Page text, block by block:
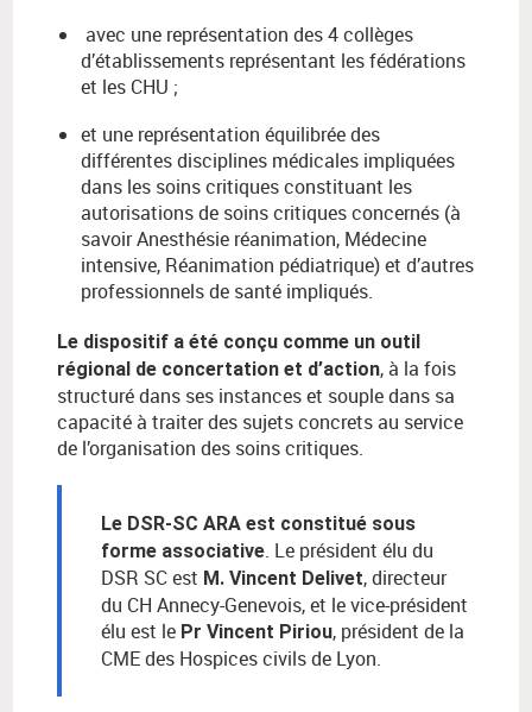
avec une représentation des4 collèges
d’établissements représentant les fédérations
et les CHU ;
et une représentation équilibrée des
différentes disciplines médicales impliquées
dans les soins critiques constituant les
autorisations de soins critiques concernés (à
savoir Anesthésie réanimation, Médecine
intensive, Réanimation pédiatrique) et d’autres
professionnels de santé impliqués.
Le dispositif a été conçu comme un outil
régional de concertation et d’action, à la fois
structuré dans ses instances et souple dans sa
capacité à traiter des sujets concrets au service
de l’organisation des soins critiques.
Le DSR-SC ARA est constitué sous
forme associative. Le président élu du
DSR SC est M. Vincent Delivet, directeur
du CH Annecy-Genevois, et le vice-président
élu est le Pr Vincent Piriou, président de la
CME des Hospices civils de Lyon.